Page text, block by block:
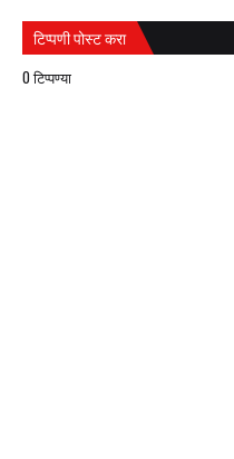
टिप्पणी पोस्ट करा
0 टिप्पण्या